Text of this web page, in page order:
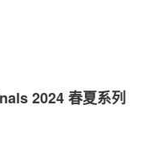
2024 春夏系列